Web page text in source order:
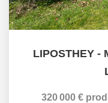
LIPOSTHEY -
320 000 €